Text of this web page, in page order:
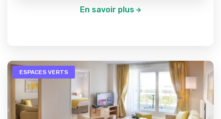
En savoir plus
ESPACES VERTS